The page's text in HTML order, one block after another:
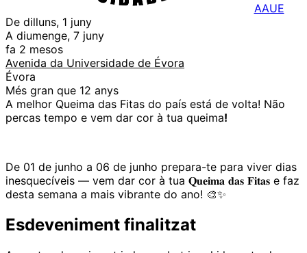
AAUE
De dilluns, 1 juny
A diumenge, 7 juny
fa 2 mesos
Avenida da Universidade de Évora
Évora
Més gran que 12 anys
A melhor Queima das Fitas do país está de volta! Não
percas tempo e vem dar cor à tua queima!
De 01 de junho a 06 de junho prepara-te para viver dias
inesquecíveis — vem dar cor à tua 𝐐𝐮𝐞𝐢𝐦𝐚 𝐝𝐚𝐬 𝐅𝐢𝐭𝐚𝐬 e faz
desta semana a mais vibrante do ano! 🎨✨
Esdeveniment finalitzat